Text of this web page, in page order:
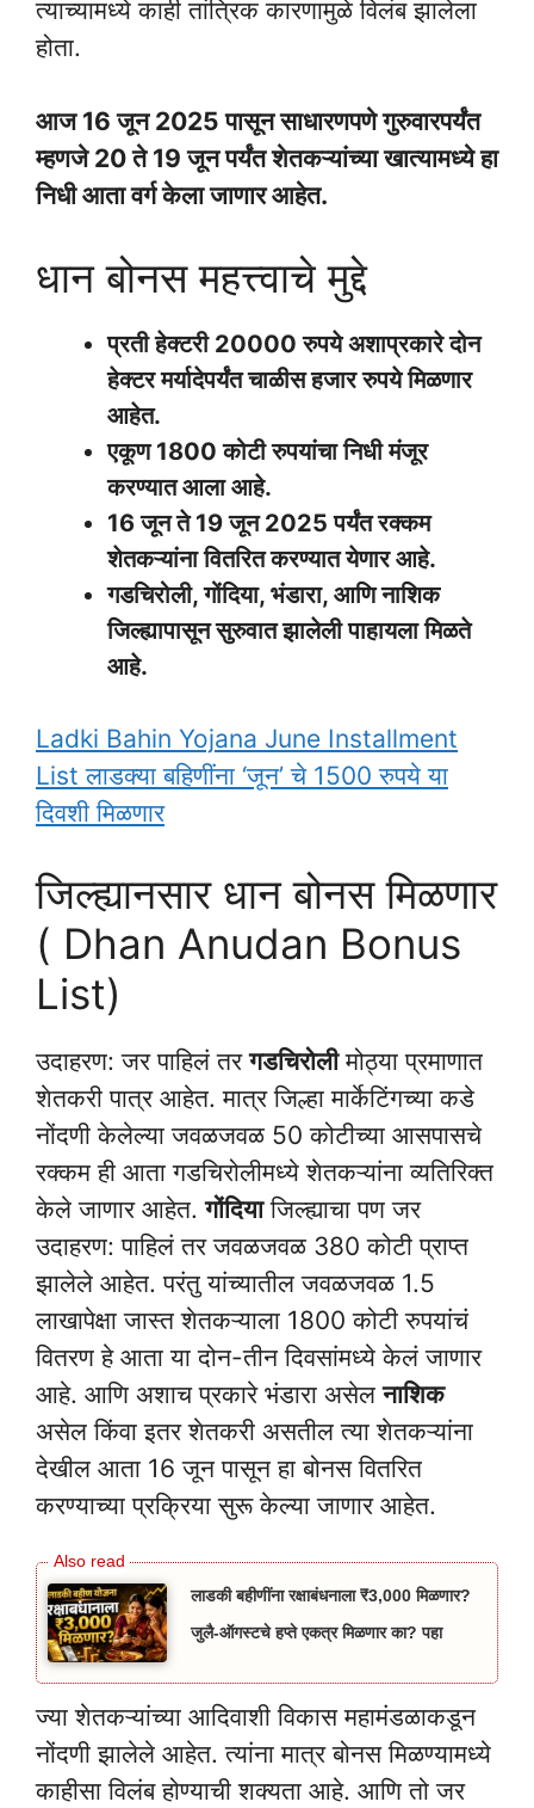
त्याच्यामध्ये काही तांत्रिक कारणामुळे विलंब झालेला
होता.
आज 16 जून 2025 पासून साधारणपणे गुरुवारपर्यंत
म्हणजे 20 ते 19 जून पर्यंत शेतकऱ्यांच्या खात्यामध्ये हा
निधी आता वर्ग केला जाणार आहेत.
धान बोनस महत्त्वाचे मुद्दे
प्रती हेक्टरी 20000 रुपये अशाप्रकारे दोन
हेक्टर मर्यादेपर्यंत चाळीस हजार रुपये मिळणार
आहेत.
एकूण 1800 कोटी रुपयांचा निधी मंजूर
करण्यात आला आहे.
16 जून ते 19 जून 2025 पर्यंत रक्कम
शेतकऱ्यांना वितरित करण्यात येणार आहे.
गडचिरोली, गोंदिया, भंडारा, आणि नाशिक
जिल्ह्यापासून सुरुवात झालेली पाहायला मिळते
आहे.
Ladki Bahin Yojana June Installment
List लाडक्या बहिणींना ‘जून’ चे 1500 रुपये या
दिवशी मिळणार
जिल्ह्यानसार धान बोनस मिळणार
( Dhan Anudan Bonus
List)
उदाहरण: जर पाहिलं तरगडचिरोलीमोठ्या प्रमाणात
शेतकरी पात्र आहेत. मात्र जिल्हा मार्केटिंगच्या कडे
नोंदणी केलेल्या जवळजवळ 50 कोटीच्या आसपासचे
रक्कम ही आता गडचिरोलीमध्ये शेतकऱ्यांना व्यतिरिक्त
केले जाणार आहेत.गोंदियाजिल्ह्याचा पण जर
उदाहरण: पाहिलं तर जवळजवळ 380 कोटी प्राप्त
झालेले आहेत. परंतु यांच्यातील जवळजवळ 1.5
लाखापेक्षा जास्त शेतकऱ्याला 1800 कोटी रुपयांचं
वितरण हे आता या दोन-तीन दिवसांमध्ये केलं जाणार
आहे. आणि अशाच प्रकारे भंडारा असेलनाशिक
असेल किंवा इतर शेतकरी असतील त्या शेतकऱ्यांना
देखील आता 16 जून पासून हा बोनस वितरित
करण्याच्या प्रक्रिया सुरू केल्या जाणार आहेत.
लाडकी बहीणींना रक्षाबंधनाला ₹3,000 मिळणार?
जुलै-ऑगस्टचे हप्ते एकत्र मिळणार का? पहा
ज्या शेतकऱ्यांच्या आदिवाशी विकास महामंडळाकडून
नोंदणी झालेले आहेत. त्यांना मात्र बोनस मिळण्यामध्ये
काहीसा विलंब होण्याची शक्यता आहे. आणि तो जर